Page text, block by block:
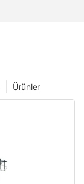
Ürünler